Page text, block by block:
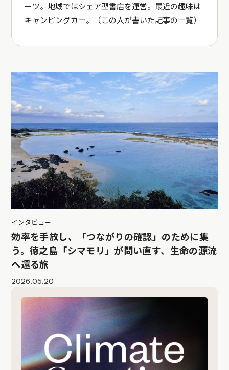
ーツ。地域ではシェア型書店を運営。最近の趣味は
キャンピングカー。（この人が書いた記事の一覧）
インタビュー
効率を手放し、「つながりの確認」のために集
う。徳之島「シマモリ」が問い直す、生命の源流
へ還る旅
2026.05.20